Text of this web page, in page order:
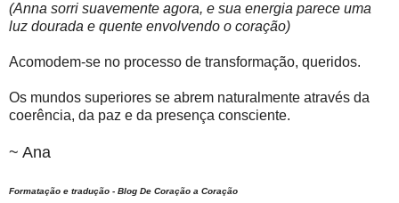
(Anna sorri suavemente agora, e sua energia parece uma
luz dourada e quente envolvendo o coração)
Acomodem-se no processo de transformação, queridos.
Os mundos superiores se abrem naturalmente através da
coerência, da paz e da presença consciente.
~ Ana
Formatação e tradução - Blog De Coração a Coração